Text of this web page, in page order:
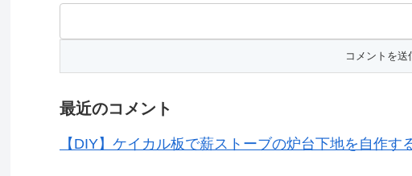
最近のコメント
【DIY】ケイカル板で薪ストーブの炉台下地を自作す